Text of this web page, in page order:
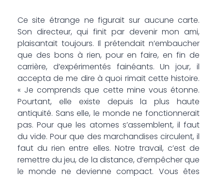
Ce site étrange ne figurait sur aucune carte.
Son directeur, qui finit par devenir mon ami,
plaisantait toujours. Il prétendait n’embaucher
que des bons à rien, pour en faire, en fin de
carrière, d’expérimentés fainéants. Un jour, il
accepta de me dire à quoi rimait cette histoire.
« Je comprends que cette mine vous étonne.
Pourtant, elle existe depuis la plus haute
antiquité. Sans elle, le monde ne fonctionnerait
pas. Pour que les atomes s’assemblent, il faut
du vide. Pour que des marchandises circulent, il
faut du rien entre elles. Notre travail, c’est de
remettre du jeu, de la distance, d’empêcher que
le monde ne devienne compact. Vous êtes